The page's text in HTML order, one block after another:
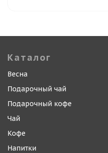
Каталог
Весна
Подарочный чай
Подарочный кофе
Чай
Кофе
Напитки